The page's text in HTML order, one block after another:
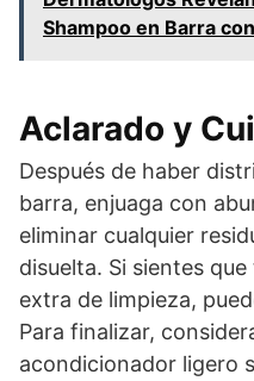
Shampoo en Barra
Aclarado y
Después de haber
barra, enjuaga con
eliminar cualquier
disuelta. Si sientes
extra de limpieza,
Para finalizar,
acondicionador ligero